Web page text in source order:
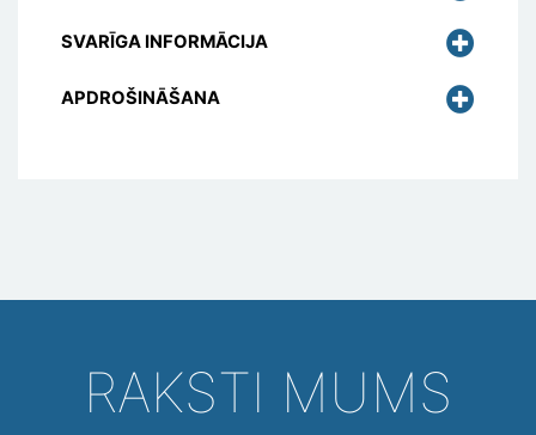
SVARĪGA INFORMĀCIJA
APDROŠINĀŠANA
RAKSTI MUMS